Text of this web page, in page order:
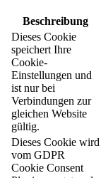
Beschreibung
Dieses Cookie
speichert Ihre
Cookie-
Einstellungen und
ist nur bei
Verbindungen zur
gleichen Website
gültig.
Dieses Cookie wird
vom GDPR
Cookie Consent